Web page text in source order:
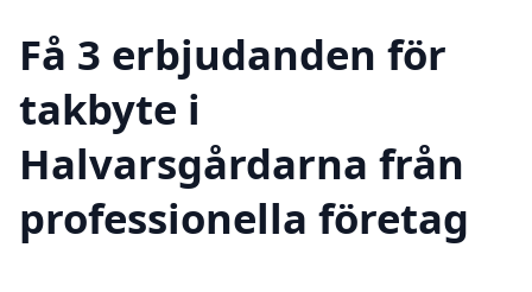
Få 3 erbjudanden för
takbyte i
Halvarsgårdarna från
professionella företag